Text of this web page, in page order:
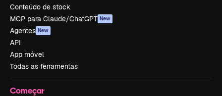
Conteúdo de stock
MCP para Claude/ChatGPT New
Agentes New
API
App móvel
Todas as ferramentas
Começar